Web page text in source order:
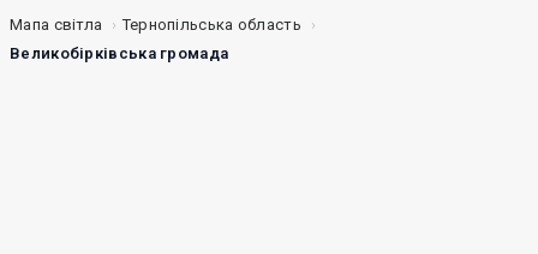
Мапа світла
Тернопільська область
Великобірківська громада